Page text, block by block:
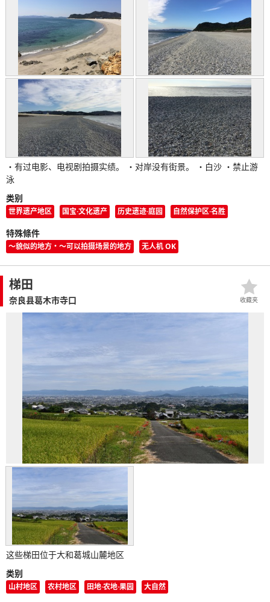
・有过电影、电视剧拍摄实绩。 ・对岸没有街景。 ・白沙 ・禁止游
泳
类别
世界遗产地区 国宝·文化遗产 历史遗迹·庭园 自然保护区·名胜
特殊條件
〜貌似的地方・〜可以拍摄场景的地方 无人机 OK
梯田
奈良县葛木市寺口
这些梯田位于大和葛城山麓地区
类别
山村地区 农村地区 田地·农地·果园 大自然
收藏夹